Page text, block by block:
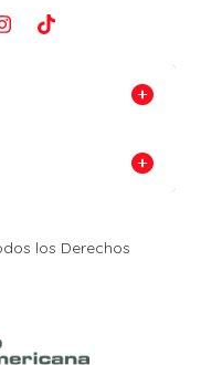
los Derechos